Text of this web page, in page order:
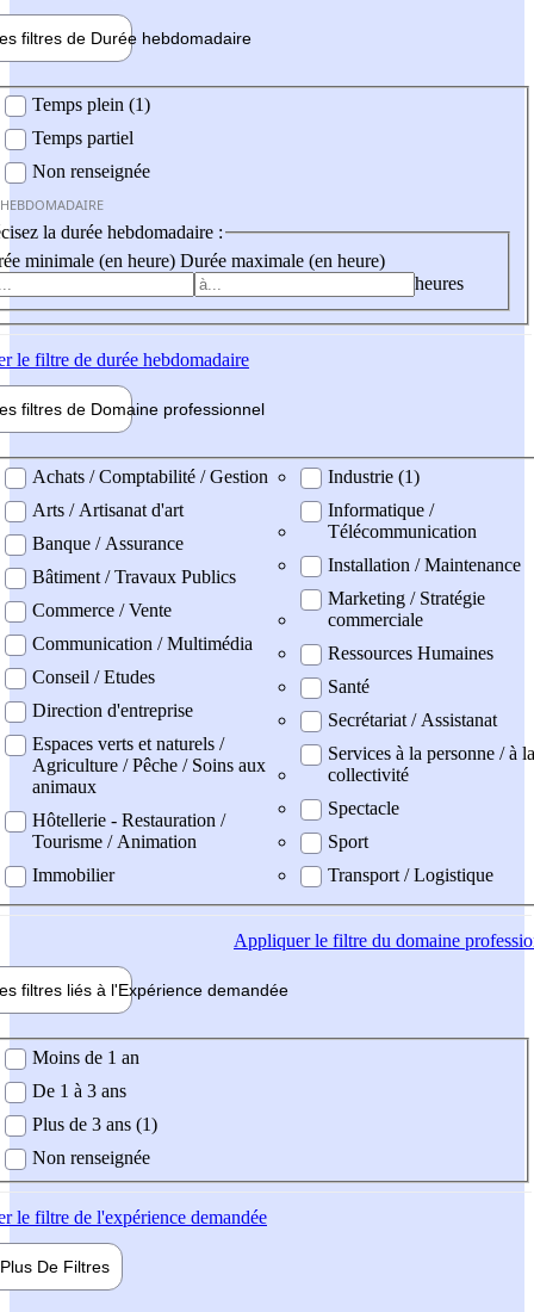
filtres de Durée hebdomadaire
Temps plein (1)
Temps partiel
Non renseignée
la durée hebdomadaire :
minimale (en heure) Durée maximale (en heure)
heures
le filtre de durée hebdomadaire
filtres de Domaine professionnel
professionel
Achats / Comptabilité / Gestion
Arts / Artisanat d'art
Banque / Assurance
Bâtiment / Travaux Publics
Commerce / Vente
Communication / Multimédia
Conseil / Etudes
Direction d'entreprise
Espaces verts et naturels /
Agriculture / Pêche / Soins aux
animaux
Hôtellerie - Restauration /
Tourisme / Animation
Immobilier
Industrie (1)
Informatique /
Télécommunication
Installation / Maintenance
Marketing / Stratégie
commerciale
Ressources Humaines
Santé
Secrétariat / Assistanat
Services à la personne / à la
collectivité
Spectacle
Sport
Transport / Logistique
Appliquerle filtre du domaine
filtres liés à l'Expérience demandée
demandée
Moins de 1 an
De 1 à 3 ans
Plus de 3 ans (1)
Non renseignée
le filtre de l'expérience demandée
Plus De Filtres